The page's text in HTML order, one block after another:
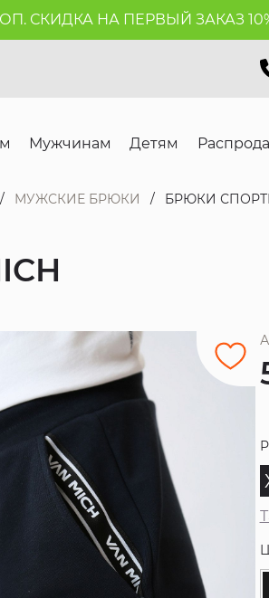
НА ПЕРВЫЙ ЗАКАЗ 10%!*
Мужчинам Детям
МУЖСКИЕ БРЮКИ БРЮКИ